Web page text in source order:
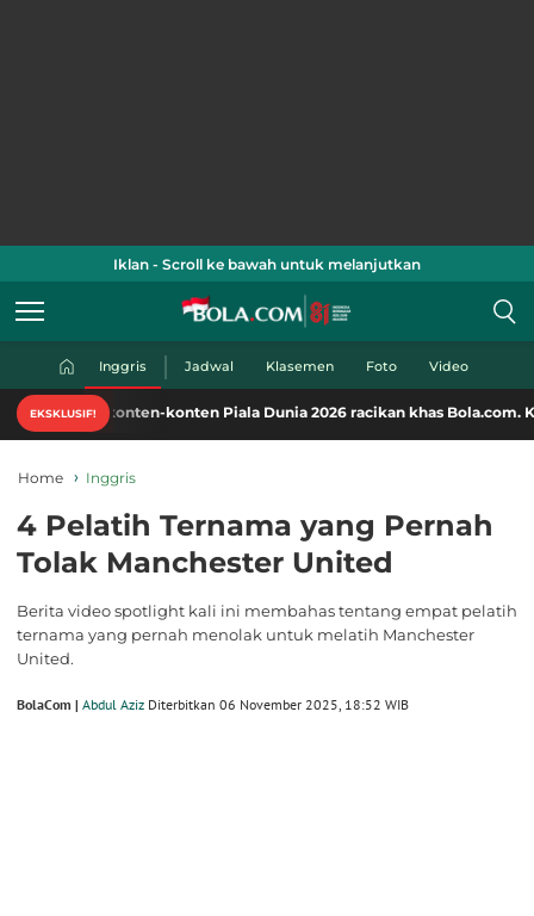
Iklan - Scroll ke bawah untuk melanjutkan
Inggris Jadwal Klasemen Foto Video
EKSKLUSIF!
Nikmati konten-konten Piala Dunia 2026 racikan khas Bola.com. Klik di
Home Inggris
4 Pelatih Ternama yang Pernah
Tolak Manchester United
Berita video spotlight kali ini membahas tentang empat pelatih
ternama yang pernah menolak untuk melatih Manchester
United.
BolaCom | Abdul Aziz Diterbitkan 06 November 2025, 18:52 WIB